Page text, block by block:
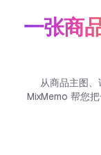
一张商
从商品主图、
MixMemo 帮您